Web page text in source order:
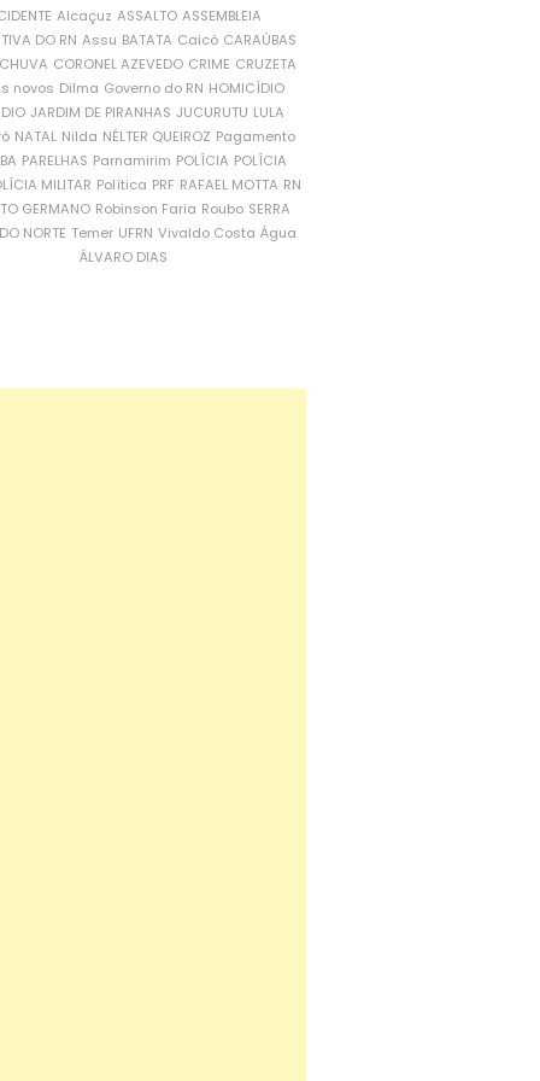
Alcaçuz ASSALTO ASSEMBLEIA
DO RN Assu BATATA Caicó CARAÚBAS
CORONEL AZEVEDO CRIME CRUZETA
novos Dilma Governo do RN HOMICÍDIO
JARDIM DE PIRANHAS JUCURUTU LULA
NATAL Nilda NÉLTER QUEIROZ Pagamento
PARELHAS Parnamirim POLÍCIA POLÍCIA
MILITAR Política PRF RAFAEL MOTTA RN
GERMANO Robinson Faria Roubo SERRA
NORTE Temer UFRN Vivaldo Costa Água
ÁLVARO DIAS